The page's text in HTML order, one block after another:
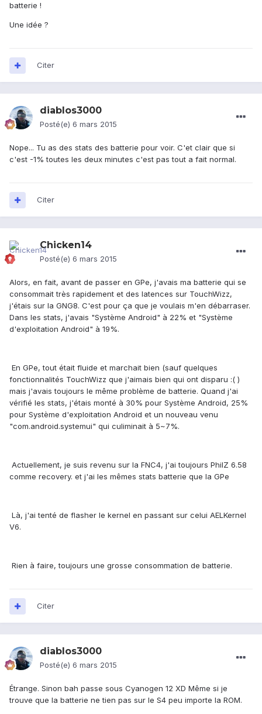
batterie !
Une idée ?
Citer
diablos3000
Posté(e) 6 mars 2015
Nope... Tu as des stats des batterie pour voir. C'et clair que si
c'est -1% toutes les deux minutes c'est pas tout a fait normal.
Citer
Chicken14
Posté(e) 6 mars 2015
Alors, en fait, avant de passer en GPe, j'avais ma batterie qui se
consommait très rapidement et des latences sur TouchWizz,
j'étais sur la GNG8. C'est pour ça que je voulais m'en débarraser.
Dans les stats, j'avais "Système Android" à 22% et "Système
d'exploitation Android" à 19%.
En GPe, tout était fluide et marchait bien (sauf quelques
fonctionnalités TouchWizz que j'aimais bien qui ont disparu :( )
mais j'avais toujours le même problème de batterie. Quand j'ai
vérifié les stats, j'étais monté à 30% pour Système Android, 25%
pour Système d'exploitation Android et un nouveau venu
"com.android.systemui" qui culiminait à 5~7%.
Actuellement, je suis revenu sur la FNC4, j'ai toujours PhilZ 6.58
comme recovery. et j'ai les mêmes stats batterie que la GPe
Là, j'ai tenté de flasher le kernel en passant sur celui AELKernel
V6.
Rien à faire, toujours une grosse consommation de batterie.
Citer
diablos3000
Posté(e) 6 mars 2015
Étrange. Sinon bah passe sous Cyanogen 12 XD Même si je
trouve que la batterie ne tien pas sur le S4 peu importe la ROM.